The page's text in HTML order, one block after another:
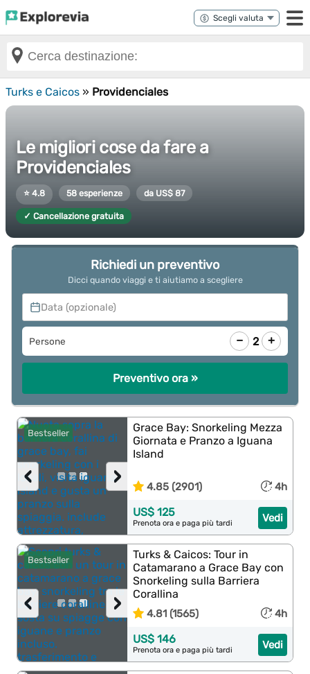
Turks e Caicos » Providenciales
Le migliori cose da fare a
Providenciales
⭐ 4.8 58 esperienze da US$ 87
✓ Cancellazione gratuita
Richiedi un preventivo
Dicci quando viaggi e ti aiutiamo a scegliere
Data (opzionale)
Persone − 2 +
Preventivo ora »
Bestseller
›
‹
Grace Bay: Snorkeling Mezza
Giornata e Pranzo a Iguana
Island
4.85 (2901) 4h
Vedi
US$ 125
Prenota ora e paga più tardi
Bestseller
›
‹
Turks & Caicos: Tour in
Catamarano a Grace Bay con
Snorkeling sulla Barriera
Corallina
4.81 (1565) 4h
Vedi
US$ 146
Prenota ora e paga più tardi